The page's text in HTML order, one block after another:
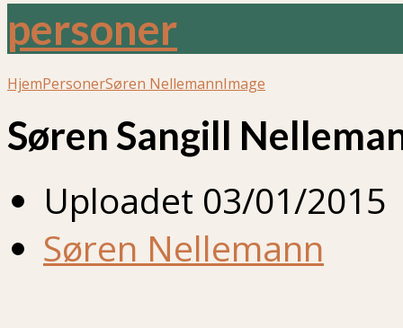
personer
HjemPersonerSøren NellemannImage
Søren Sangill
Uploadet 03/01/2015
Søren Nellemann